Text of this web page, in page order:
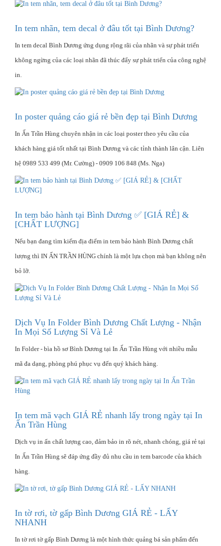
In tem nhãn, tem decal ở đâu tốt tại Bình Dương?
In tem decal Bình Dương ứng dụng rộng rãi của nhãn và sự phát triển
không ngừng của các loại nhãn đã thúc đẩy sự phát triển của công nghệ
in.
In poster quảng cáo giá rẻ bền đẹp tại Bình Dương
In Ấn Trần Hùng chuyên nhận in các loại poster theo yêu cầu của
khách hàng giá tốt nhất tại Bình Dương và các tỉnh thành lân cận. Liên
hệ 0989 533 499 (Mr. Cường) - 0909 106 848 (Ms. Nga)
In tem bảo hành tại Bình Dương ✅ [GIÁ RẺ] &
[CHẤT LƯỢNG]
Nếu bạn đang tìm kiếm địa điểm in tem bảo hành Bình Dương chất
lượng thì IN ẤN TRẦN HÙNG chính là một lựa chọn mà bạn không nên
bỏ lỡ.
Dịch Vụ In Folder Bình Dương Chất Lượng - Nhận
In Mọi Số Lượng Sỉ Và Lẻ
In Folder - bìa hồ sơ Bình Dương tại In Ấn Trần Hùng với nhiều mẫu
mã đa dạng, phòng phú phục vụ đến quý khách hàng.
In tem mã vạch GIÁ RẺ nhanh lấy trong ngày tại In
Ấn Trần Hùng
Dịch vụ in ấn chất lượng cao, đảm bảo in rõ nét, nhanh chóng, giá rẻ tại
In Ấn Trần Hùng sẽ đáp ứng đầy đủ nhu cầu in tem barcode của khách
hàng.
In tờ rơi, tờ gấp Bình Dương GIÁ RẺ - LẤY
NHANH
In tờ rơi tờ gấp Bình Dương là một hình thức quảng bá sản phẩm đến